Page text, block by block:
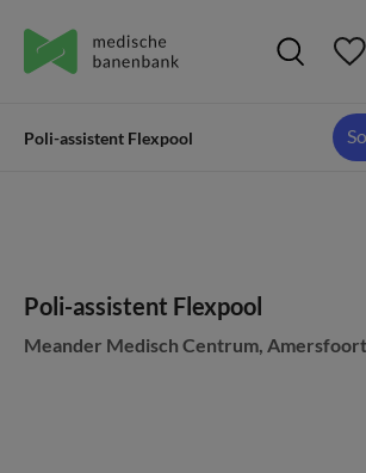
Poli-assistent Flexpool
Poli-assistent Flexpool
Meander Medisch Centrum, Amersfoort